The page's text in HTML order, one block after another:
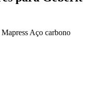
Aço carbono